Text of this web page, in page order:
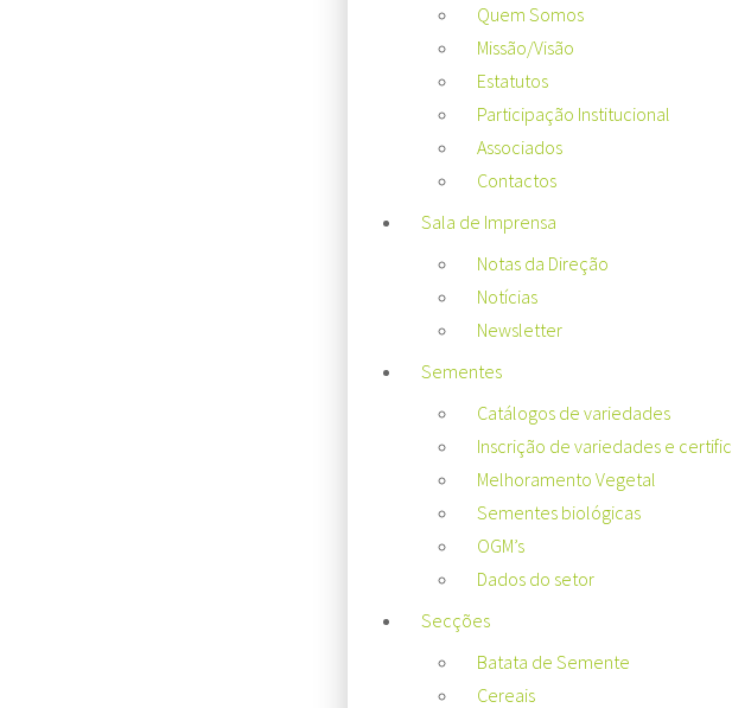
Quem Somos
Missão/Visão
Estatutos
Participação Institucional
Associados
Contactos
Sala de Imprensa
Notas da Direção
Notícias
Newsletter
Sementes
Catálogos de variedades
Inscrição de variedades e
Melhoramento Vegetal
Sementes biológicas
OGM’s
Dados do setor
Secções
Batata de Semente
Cereais